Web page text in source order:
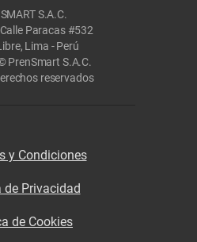
S.A.C.
Paracas #532
Lima - Perú
PrenSmart S.A.C.
reservados
y Condiciones
de Privacidad
de Cookies